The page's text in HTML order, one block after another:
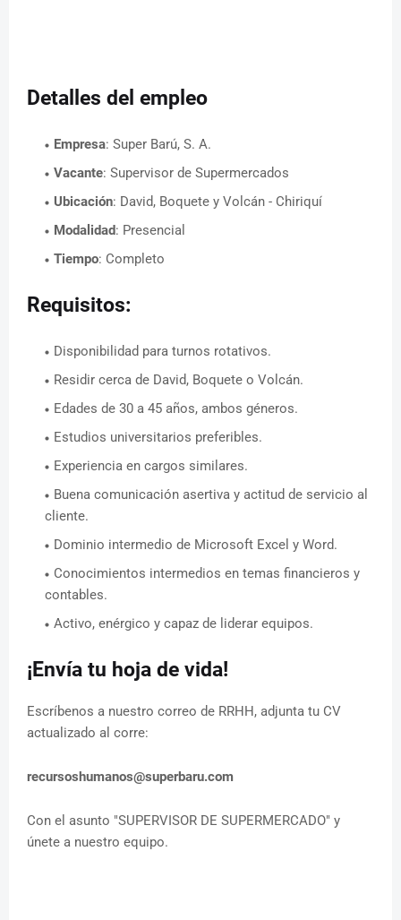
Detalles del empleo
Empresa: Super Barú, S. A.
Vacante: Supervisor de Supermercados
Ubicación: David, Boquete y Volcán - Chiriquí
Modalidad: Presencial
Tiempo: Completo
Requisitos:
Disponibilidad para turnos rotativos.
Residir cerca de David, Boquete o Volcán.
Edades de 30 a 45 años, ambos géneros.
Estudios universitarios preferibles.
Experiencia en cargos similares.
Buena comunicación asertiva y actitud de servicio al
cliente.
Dominio intermedio de Microsoft Excel y Word.
Conocimientos intermedios en temas financieros y
contables.
Activo, enérgico y capaz de liderar equipos.
¡Envía tu hoja de vida!
Escríbenos a nuestro correo de RRHH, adjunta tu CV
actualizado al corre:
recursoshumanos@superbaru.com
Con el asunto "SUPERVISOR DE SUPERMERCADO" y
únete a nuestro equipo.